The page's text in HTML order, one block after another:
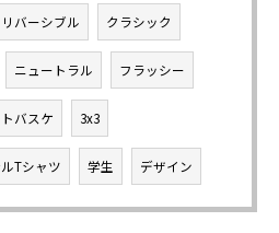
リバーシブル クラシック
ニュートラル フラッシー
バスケ 3x3
Tシャツ 学生 デザイン